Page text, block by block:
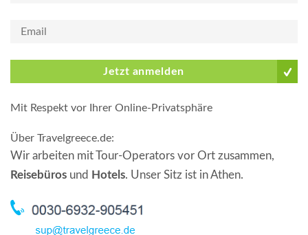
Jetzt anmelden
Mit Respekt vor Ihrer Online-Privatsphäre
Über Travelgreece.de:
Wir arbeiten mit Tour-Operators vor Ort zusammen,
Reisebüros und Hotels. Unser Sitz ist in Athen.